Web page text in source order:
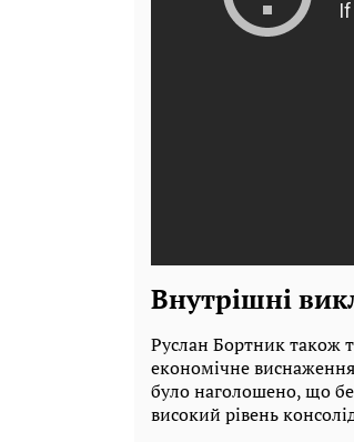
Внутрішні
Руслан Бортник також
економічне
було наголошено, що
високий рівень